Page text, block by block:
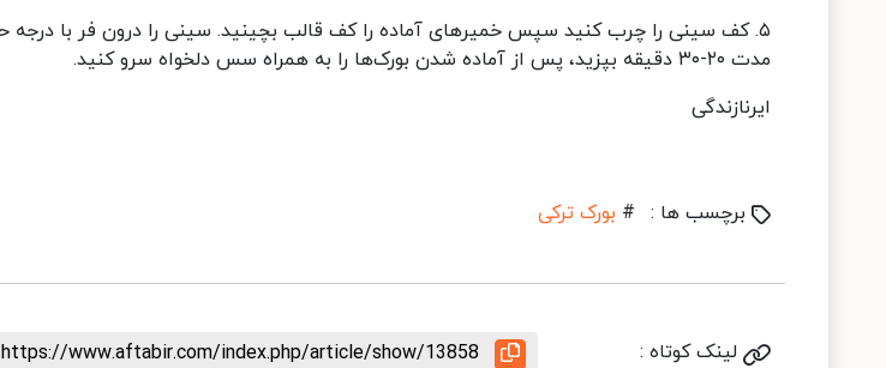
مدت ۲۰-۳۰ دقیقه بپزید، پس از آماده شدن بورک‌ها را به همراه سس دلخواه سرو کنید.
ایرنازندگی
برچسب ها : # بورک ترکی
لینک کوتاه : https://www.aftabir.com/index.php/article/show/13858